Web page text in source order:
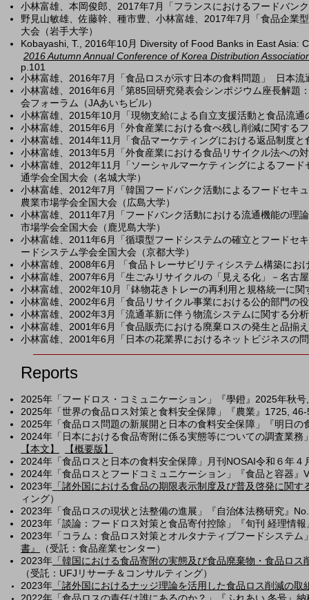
小林富雄、本岡俊郎、2017年7月「フランスにおけるフードバン
野見山敏雄、佐藤幹、種市豊、小林富雄、2017年7月「食品企業
大会（岩手大学）
Kobayashi, T., 2016年10月 Diversity of Food Banks in East Asia:
2016 Autumn Annual Conference ofKorea Distribution
p.101
小林富雄、2016年7月「食品ロスが示す日本の食料問題」 日本
小林富雄、2016年6月「第85回研究発表会シンポジウム座長解
会フォーラム（JAあいちビル）
小林富雄、2015年10月「現物支給による自立支援活動と食品流
小林富雄、2015年6月「外食産業における食べ残し削減に関する
小林富雄、2014年11月「食品マーケティングにおける返品制度
小林富雄、2013年5月「外食産業における食品リサイクル法への
小林富雄、2012年11月「ソーシャルマーケティングによるフー
通学会全国大会（名城大学）
小林富雄、2012年7月「韓国フードバンク活動によるフードセ
農業市場学会全国大会（広島大学）
小林富雄、2011年7月「フードバンク活動における流通機能の理
市場学会全国大会（鹿児島大学）
小林富雄、2011年6月「循環型フードシステムの確立とフードセ
ードシステム学会全国大会（京都大学）
小林富雄、2008年6月 「食品トレーサビリティシステム構築に
小林富雄、2007年6月「生ごみリサイクルの「見える化」－名古
小林富雄、2002年10月「鉢物花きトレーの再利用と規格統一に
小林富雄、2002年6月「食品リサイクル事業における公的部門の
小林富雄、2002年3月「流通革新に伴う物流システムに関する分
小林富雄、2001年6月「食品販売における廃棄ロスの発生と品揃
小林富雄、2001年6月「日本の花業界におけるネットビジネスの
Reports
2025年「フードロス・コミュニケーション」『學鐙』2025年秋
2025年「世界の食品ロス対策と食料安全保障」『農業』1725,
2025年「食品ロス問題の新展開と日本の食料安全保障」『明日の
2024年「日本における食品寄附に係る実態等についての調査業
【本文】
【概要版】
2024年「食品ロスと日本の食料安全保障」月刊NOSAI令和６年４
2024年「食品ロスとフードコミュニケーション」『食品と容器』
2023年 「諸外国における食品の期限表示制度及び普及啓発に関す
ィング）
2023年「食品ロスの現状と法整備の進展」『自治体法務研究』
2023年「談論：フードロス対策と食品寄付控除」『旬刊 経理情
2023年 「コラム：食品ロス対策とオルタナティブフードシステム
書』
​（受託：食品産業センター）
2023年 「韓国における食品寄附の実態及び食品廃棄物・食品ロ
（受託：UFJリサーチ＆コンサルティング）
2023年 「諸外国におけるナッジ理論を活用した食品ロス削減の取